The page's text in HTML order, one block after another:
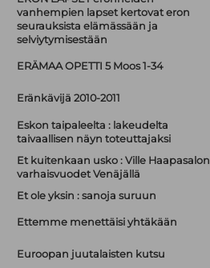
vanhempien lapset kertovat eron
seurauksista elämässään ja
selviytymisestään
ERÄMAA OPETTI 5 Moos 1-34
Eränkävijä 2010-2011
Eskon taipaleelta : lakeudelta
taivaallisen näyn toteuttajaksi
Et kuitenkaan usko : Ville Haapasalon
varhaisvuodet Venäjällä
Et ole yksin : sanoja suruun
Ettemme menettäisi yhtäkään
Euroopan juutalaisten kutsu